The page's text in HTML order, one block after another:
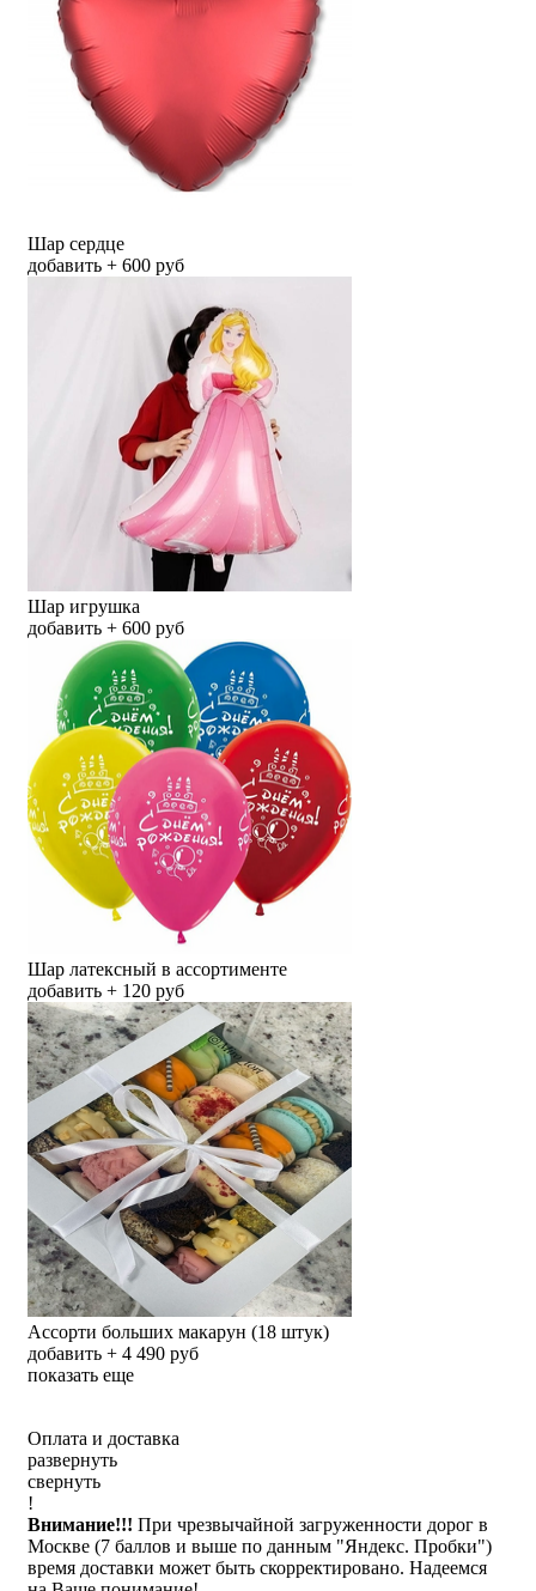
Шар сердце
добавить + 600 руб
Шар игрушка
добавить + 600 руб
Шар латексный в ассортименте
добавить + 120 руб
Ассорти больших макарун (18 штук)
добавить + 4 490 руб
показать еще
Оплата и доставка
развернуть
свернуть
!
Внимание!!! При чрезвычайной загруженности дорог в
Москве (7 баллов и выше по данным "Яндекс. Пробки")
время доставки может быть скорректировано. Надеемся